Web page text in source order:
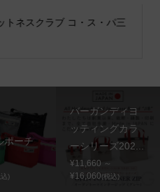
トネスクラブ コ・ス・パ三
ポーチ
)
バーガンディヨ
ッティングカラ
ーシリーズ202...
¥11,660 ～
¥16,060(税込)